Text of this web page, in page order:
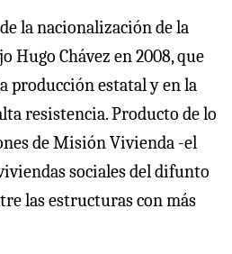
la nacionalización de la
Hugo Chávez en 2008, que
producción estatal y en la
resistencia. Producto de lo
de Misión Vivienda -el
sociales del difunto
las estructuras con más